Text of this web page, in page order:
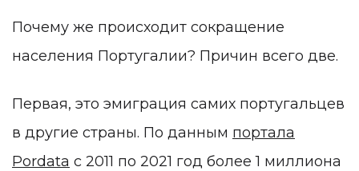
Почему же происходит сокращение
населения Португалии? Причин всего две.
Первая, это эмиграция самих португальцев
в другие страны. По данным портала
Pordata с 2011 по 2021 год более 1 миллиона